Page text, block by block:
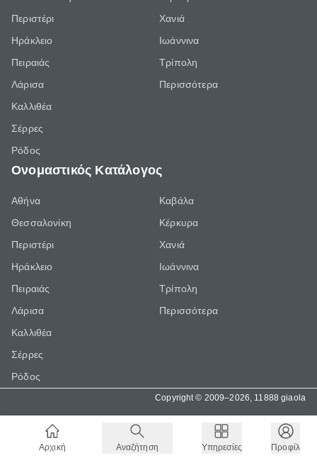
Περιστέρι
Ηράκλειο
Πειραιάς
Λάρισα
Καλλιθέα
Σέρρες
Ρόδος
Χανιά
Ιωάννινα
Τρίπολη
Περισσότερα
Ονομαστικός Κατάλογος
Αθήνα
Θεσσαλονίκη
Περιστέρι
Ηράκλειο
Πειραιάς
Λάρισα
Καλλιθέα
Σέρρες
Ρόδος
Καβάλα
Κέρκυρα
Χανιά
Ιωάννινα
Τρίπολη
Περισσότερα
Copyright © 2009–2026, 11888 giaola
Αρχική Αναζήτηση Υπηρεσίες Προφίλ